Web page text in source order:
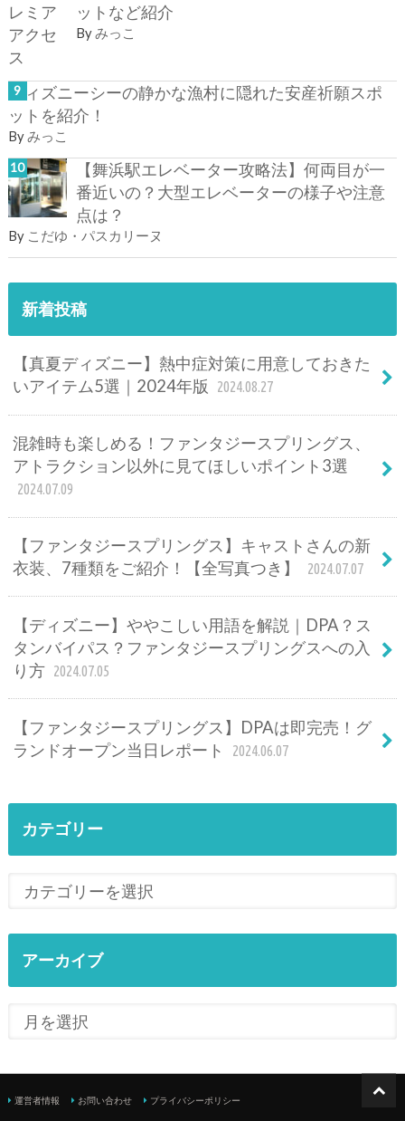
ットなど紹介
By みっこ
ディズニーシーの静かな漁村に隠れた安産祈願スポ
ットを紹介！
Byみっこ
【舞浜駅エレベーター攻略法】何両目が一
番近いの？大型エレベーターの様子や注意
点は？
By こだゆ・パスカリーヌ
新着投稿
【真夏ディズニー】熱中症対策に用意しておきた
いアイテム5選｜2024年版
2024.08.27
混雑時も楽しめる！ファンタジースプリングス、
アトラクション以外に見てほしいポイント3選
2024.07.09
【ファンタジースプリングス】キャストさんの新
衣装、7種類をご紹介！【全写真つき】
2024.07.07
【ディズニー】ややこしい用語を解説｜DPA？ス
タンバイパス？ファンタジースプリングスへの入
り方 2024.07.05
【ファンタジースプリングス】DPAは即完売！グ
ランドオープン当日レポート
2024.06.07
カテゴリー
アーカイブ
運営者情報 お問い合わせ プライバシーポリシー